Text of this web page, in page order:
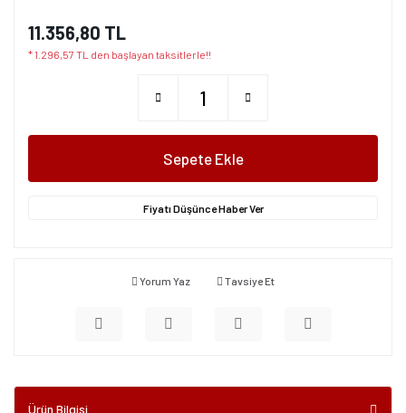
11.356,80 TL
* 1.296,57 TL den başlayan taksitlerle!!
Sepete Ekle
Fiyatı Düşünce Haber Ver
Yorum Yaz Tavsiye Et
Ürün Bilgisi